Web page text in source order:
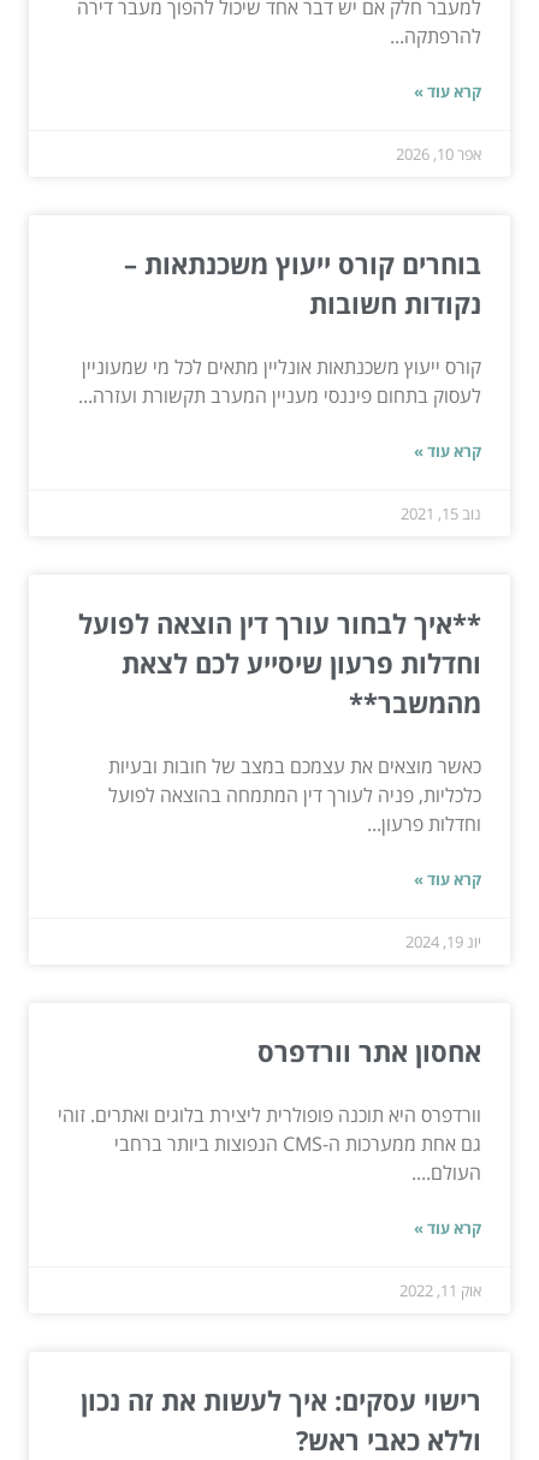
למעבר חלק אם יש דבר אחד שיכול להפוך מעבר דירה
להרפתקה...
קרא עוד »
אפר 10, 2026
בוחרים קורס ייעוץ משכנתאות –
נקודות חשובות
קורס ייעוץ משכנתאות אונליין מתאים לכל מי שמעוניין
לעסוק בתחום פיננסי מעניין המערב תקשורת ועזרה...
קרא עוד »
נוב 15, 2021
**איך לבחור עורך דין הוצאה לפועל
וחדלות פרעון שיסייע לכם לצאת
מהמשבר**
כאשר מוצאים את עצמכם במצב של חובות ובעיות
כלכליות, פניה לעורך דין המתמחה בהוצאה לפועל
וחדלות פרעון...
קרא עוד »
יונ 19, 2024
אחסון אתר וורדפרס
וורדפרס היא תוכנה פופולרית ליצירת בלוגים ואתרים. זוהי
גם אחת ממערכות ה-CMS הנפוצות ביותר ברחבי
העולם....
קרא עוד »
אוק 11, 2022
רישוי עסקים: איך לעשות את זה נכון
וללא כאבי ראש?